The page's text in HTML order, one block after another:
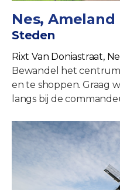
Nes, Ameland
Steden
Rixt Van Doniastraat,
Bewandel het
en te shoppen. Graag
langs bij de